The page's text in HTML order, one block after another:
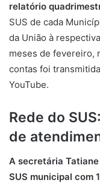
relatório
SUS de cada
da União à
meses de fevereiro,
contas foi
YouTube.
Rede do
de
A secretária
SUS municipal com